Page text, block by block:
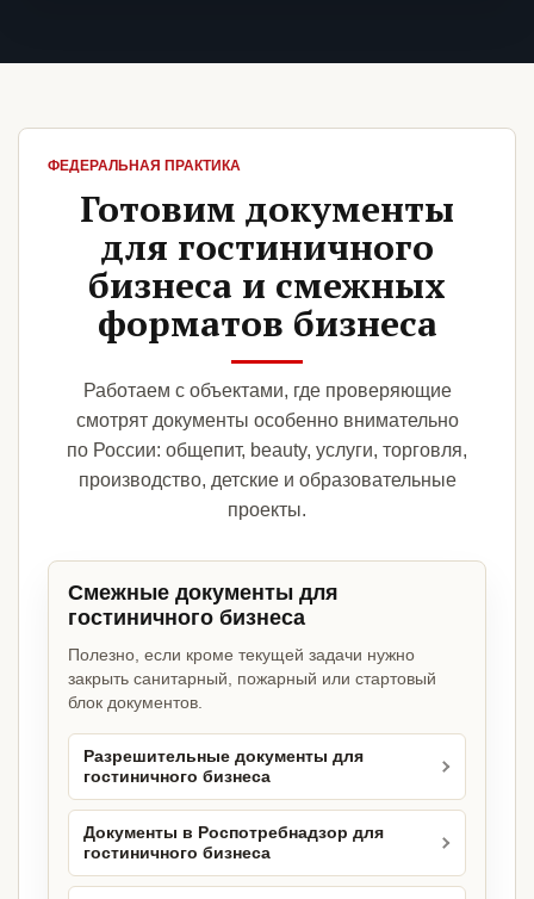
ФЕДЕРАЛЬНАЯ ПРАКТИКА
Готовим документы
для гостиничного
бизнеса и смежных
форматов бизнеса
Работаем с объектами, где проверяющие
смотрят документы особенно внимательно
по России: общепит, beauty, услуги, торговля,
производство, детские и образовательные
проекты.
Смежные документы для
гостиничного бизнеса
Полезно, если кроме текущей задачи нужно
закрыть санитарный, пожарный или стартовый
блок документов.
Разрешительные документы для
гостиничного бизнеса
Документы в Роспотребнадзор для
гостиничного бизнеса